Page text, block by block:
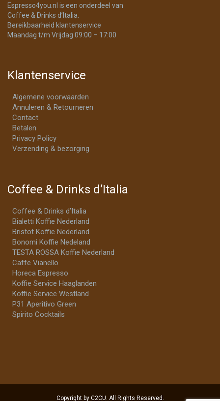
Espresso4you.nl is een onderdeel van
Coffee & Drinks d’Italia.
Bereikbaarheid klantenservice
Maandag t/m Vrijdag 09:00 – 17:00
Klantenservice
Algemene voorwaarden
Annuleren & Retourneren
Contact
Betalen
Privacy Policy
Verzending & bezorging
Coffee & Drinks d’Italia
Coffee & Drinks d’Italia
Bialetti Koffie Nederland
Bristot Koffie Nederland
Bonomi Koffie Nedeland
TESTA ROSSA Koffie Nederland
Caffe Vianello
Horeca Espresso
Koffie Service Haaglanden
Koffie Service Westland
P31 Aperitivo Green
Spirito Cocktails
Copyright by C2CU. All Rights Reserved.